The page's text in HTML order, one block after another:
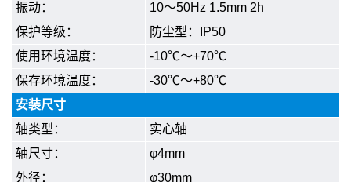
振动：
10～50Hz 1.5mm 2h
保护等级：
防尘型：IP50
使用环境温度：
-10℃～+70℃
保存环境温度：
-30℃～+80℃
安装尺寸
轴类型：
实心轴
轴尺寸：
φ4mm
外径：
φ30mm